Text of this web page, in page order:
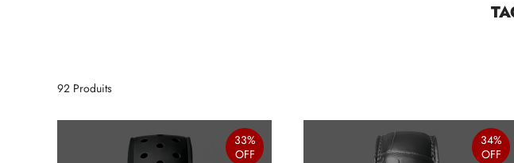
92 Produits
33%
OFF
34%
OFF